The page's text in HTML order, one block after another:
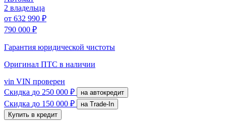
2 владельца
от 632 990 ₽
790 000 ₽
Гарантия юридической чистоты
Оригинал ПТС в наличии
vin VIN проверен
Скидка до 250 000 ₽ на автокредит
Скидка до 150 000 ₽
на Trade-In
Купить в кредит